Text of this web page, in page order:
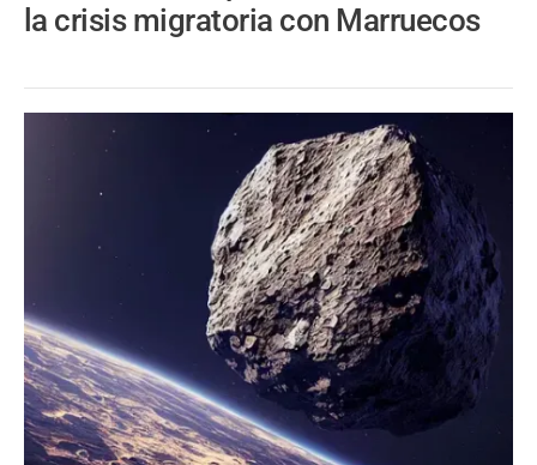
la crisis migratoria con Marruecos